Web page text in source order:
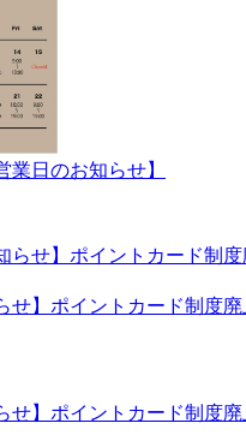
業日のお知らせ】
せ】ポイントカード制度
せ】ポイントカード制度